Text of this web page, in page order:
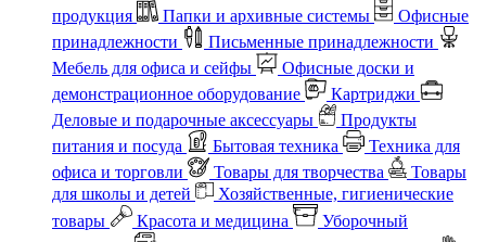
продукция
Папки и архивные системы
Офисные
принадлежности
Письменные принадлежности
Мебель для офиса и сейфы
Офисные доски и
демонстрационное оборудование
Картриджи
Деловые и подарочные аксессуары
Продукты
питания и посуда
Бытовая техника
Техника для
офиса и торговли
Товары для творчества
Товары
для школы и детей
Хозяйственные, гигиенические
товары
Красота и медицина
Уборочный